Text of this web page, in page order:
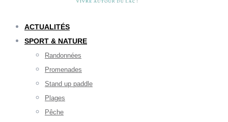
ACTUALITÉS
SPORT & NATURE
Randonnées
Promenades
Stand up paddle
Plages
Pêche